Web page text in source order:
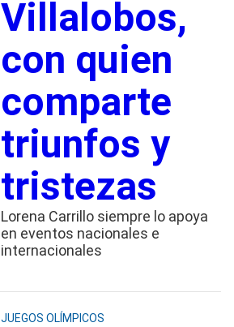
Villalobos,
con quien
comparte
triunfos y
tristezas
Lorena Carrillo siempre lo apoya
en eventos nacionales e
internacionales
JUEGOS OLÍMPICOS